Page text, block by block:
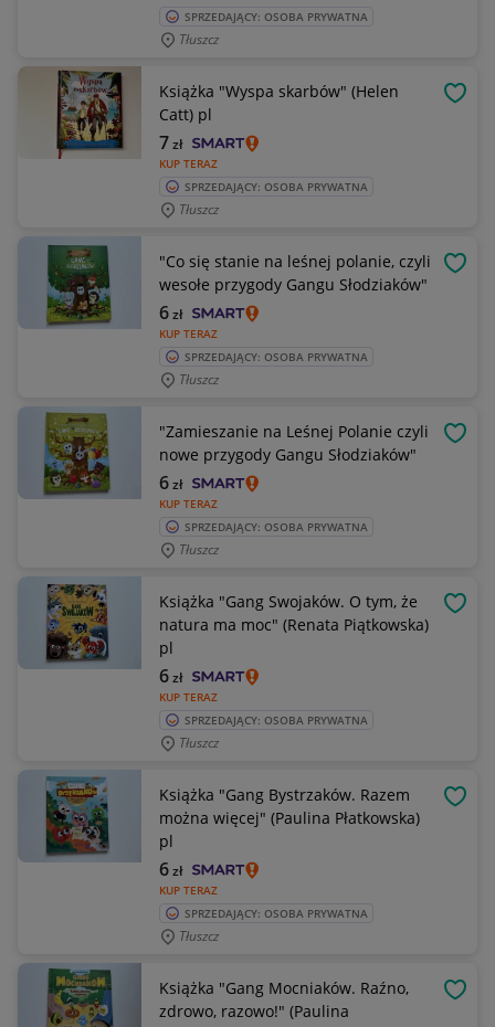
SPRZEDAJĄCY: OSOBA PRYWATNA
Tłuszcz
Książka "Wyspa skarbów" (Helen
Catt) pl
KUP TERAZ
7zł
SPRZEDAJĄCY: OSOBA PRYWATNA
Tłuszcz
"Co się stanie na leśnej polanie, czyli
wesołe przygody Gangu Słodziaków"
KUP TERAZ
6zł
SPRZEDAJĄCY: OSOBA PRYWATNA
Tłuszcz
"Zamieszanie na Leśnej Polanie czyli
nowe przygody Gangu Słodziaków"
KUP TERAZ
6zł
SPRZEDAJĄCY: OSOBA PRYWATNA
Tłuszcz
Książka "Gang Swojaków. O tym, że
natura ma moc" (Renata Piątkowska)
pl
KUP TERAZ
6zł
SPRZEDAJĄCY: OSOBA PRYWATNA
Tłuszcz
Książka "Gang Bystrzaków. Razem
można więcej" (Paulina Płatkowska)
pl
KUP TERAZ
6zł
SPRZEDAJĄCY: OSOBA PRYWATNA
Tłuszcz
Książka "Gang Mocniaków. Raźno,
zdrowo, razowo!" (Paulina